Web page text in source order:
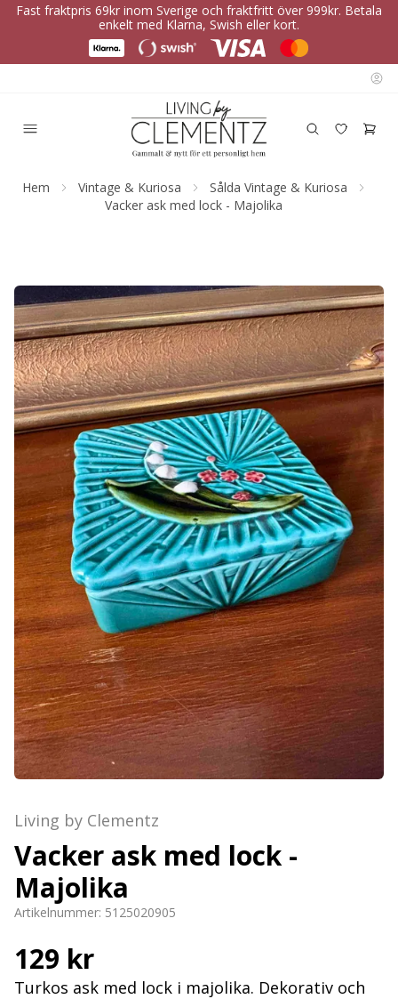
Fast fraktpris 69kr inom Sverige och fraktfritt över 999kr. Betala
enkelt med Klarna, Swish eller kort.
Hem Vintage & Kuriosa
Sålda Vintage & Kuriosa
Vacker ask med lock - Majolika
Living by Clementz
Vacker ask med lock -
Majolika
Artikelnummer: 5125020905
129 kr
Turkos ask med lock i majolika. Dekorativ och